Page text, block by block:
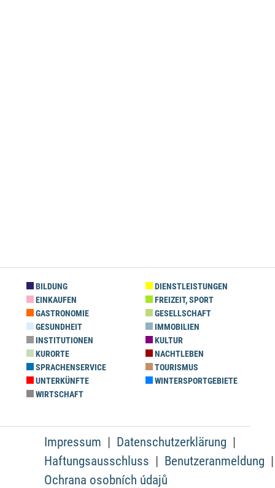
BILDUNG
DIENSTLEISTUNGEN
EINKAUFEN
FREIZEIT, SPORT
GASTRONOMIE
GESELLSCHAFT
GESUNDHEIT
IMMOBILIEN
INSTITUTIONEN
KULTUR
KURORTE
NACHTLEBEN
SPRACHENSERVICE
TOURISMUS
UNTERKÜNFTE
WINTERSPORTGEBIETE
WIRTSCHAFT
Impressum
Datenschutzerklärung
Haftungsausschluss
Benutzeranmeldung
Ochrana osobních údajů